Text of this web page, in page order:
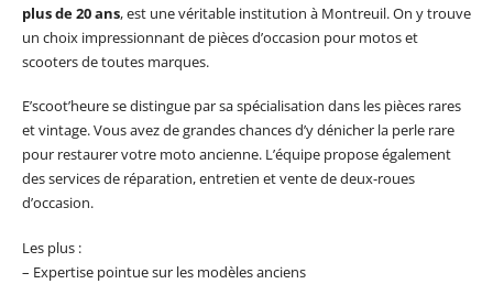
plus de 20 ans, est une véritable institution à Montreuil. On y trouve
un choix impressionnant de pièces d’occasion pour motos et
scooters de toutes marques.
E’scoot’heure se distingue par sa spécialisation dans les pièces rares
et vintage. Vous avez de grandes chances d’y dénicher la perle rare
pour restaurer votre moto ancienne. L’équipe propose également
des services de réparation, entretien et vente de deux-roues
d’occasion.
Les plus :
– Expertise pointue sur les modèles anciens